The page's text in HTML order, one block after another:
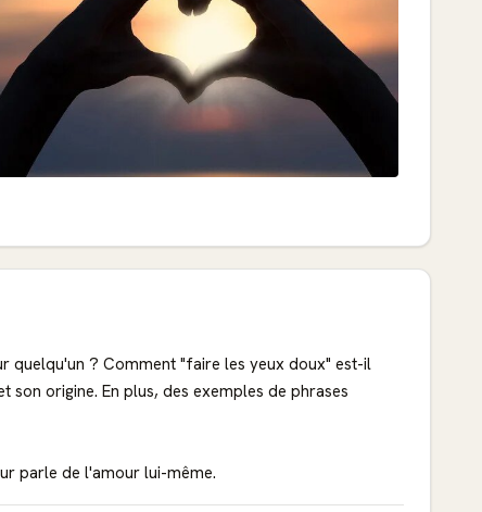
quelqu'un ? Comment "faire les yeux doux" est-il
origine. En plus, des exemples de phrases
parle de l'amour lui-même.